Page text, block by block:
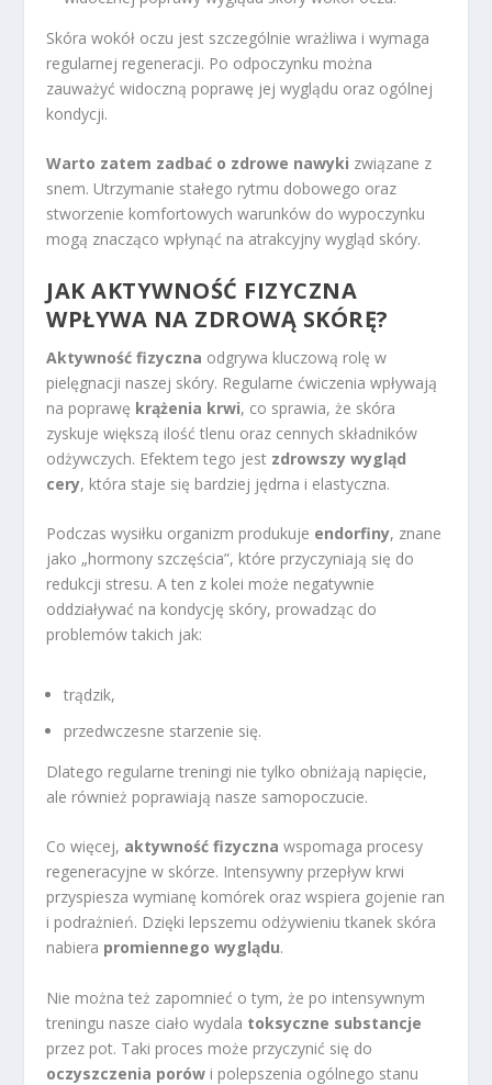
Skóra wokół oczu jest szczególnie wrażliwa i wymaga
regularnej regeneracji. Po odpoczynku można
zauważyć widoczną poprawę jej wyglądu oraz ogólnej
kondycji.
Warto zatem zadbać o zdrowe nawyki związane z
snem. Utrzymanie stałego rytmu dobowego oraz
stworzenie komfortowych warunków do wypoczynku
mogą znacząco wpłynąć na atrakcyjny wygląd skóry.
JAK AKTYWNOŚĆ FIZYCZNA
WPŁYWA NA ZDROWĄ SKÓRĘ?
Aktywność fizyczna odgrywa kluczową rolę w
pielęgnacji naszej skóry. Regularne ćwiczenia wpływają
na poprawę krążenia krwi, co sprawia, że skóra
zyskuje większą ilość tlenu oraz cennych składników
odżywczych. Efektem tego jest zdrowszy wygląd
cery, która staje się bardziej jędrna i elastyczna.
Podczas wysiłku organizm produkuje endorfiny, znane
jako „hormony szczęścia”, które przyczyniają się do
redukcji stresu. A ten z kolei może negatywnie
oddziaływać na kondycję skóry, prowadząc do
problemów takich jak:
trądzik,
przedwczesne starzenie się.
Dlatego regularne treningi nie tylko obniżają napięcie,
ale również poprawiają nasze samopoczucie.
Co więcej, aktywność fizyczna wspomaga procesy
regeneracyjne w skórze. Intensywny przepływ krwi
przyspiesza wymianę komórek oraz wspiera gojenie ran
i podrażnień. Dzięki lepszemu odżywieniu tkanek skóra
nabiera promiennego wyglądu.
Nie można też zapomnieć o tym, że po intensywnym
treningu nasze ciało wydala toksyczne substancje
przez pot. Taki proces może przyczynić się do
oczyszczenia porów i polepszenia ogólnego stanu